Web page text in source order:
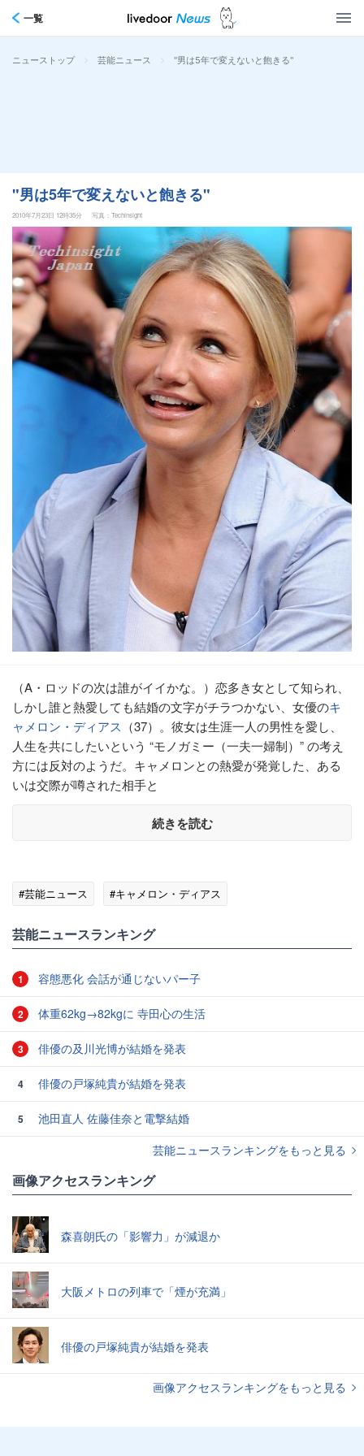
一覧
ニューストップ > 芸能ニュース > "男は5年で変えないと飽きる"
"男は5年で変えないと飽きる"
2010年7月23日 12時35分 写真：Techinsight
（A・ロッドの次は誰がイイかな。）恋多き女として知られ、
しかし誰と熱愛しても結婚の文字がチラつかない、女優のキ
ャメロン・ディアス （37）。彼女は生涯一人の男性を愛し、
人生を共にしたいという “モノガミー（一夫一婦制）” の考え
方には反対のようだ。キャメロンとの熱愛が発覚した、ある
いは交際が噂された相手と
続きを読む
#芸能ニュース #キャメロン・ディアス
芸能ニュースランキング
1 容態悪化 会話が通じないパー子
2 体重62kg→82kgに 寺田心の生活
3 俳優の及川光博が結婚を発表
4 俳優の戸塚純貴が結婚を発表
5
池田直人 佐藤佳奈と電撃結婚
芸能ニュースランキングをもっと見る
画像アクセスランキング
森喜朗氏の「影響力」が減退か
大阪メトロの列車で「煙が充満」
俳優の戸塚純貴が結婚を発表
画像アクセスランキングをもっと見る